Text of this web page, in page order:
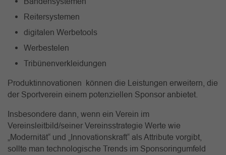
Reitersystemen
digitalen Werbetools
Werbestelen
Tribünenverkleidungen
Produktinnovationen können die Leistungen erweitern, die
der Sportverein einem potenziellen Sponsor anbietet.
Insbesondere dann, wenn ein Verein im
Vereinsleitbild/seiner Vereinsstrategie Werte wie
„Modernität“ und „Innovationskraft“ als Attribute vorgibt,
sollte man technologische Trends im Sponsoringumfeld